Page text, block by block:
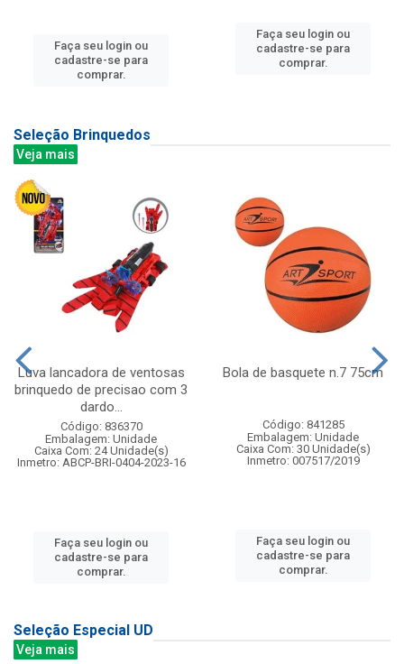
Faça seu login ou
cadastre-se para
comprar.
Faça seu login ou
cadastre-se para
comprar.
Seleção Brinquedos
Veja mais
Luva lancadora de ventosas
brinquedo de precisao com 3
dardo...
Código: 836370
Embalagem: Unidade
Caixa Com: 24 Unidade(s)
Inmetro: ABCP-BRI-0404-2023-16
Faça seu login ou
cadastre-se para
comprar.
Bola de basquete n.7 75cm
Código: 841285
Embalagem: Unidade
Caixa Com: 30 Unidade(s)
Inmetro: 007517/2019
Faça seu login ou
cadastre-se para
comprar.
Seleção Especial UD
Veja mais